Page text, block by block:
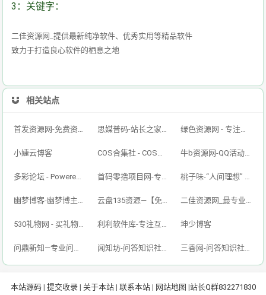
3：关键字：
二佳资源网_提供最新纯净软件、优秀实用等精品软件
致力于打造良心软件的栖息之地
相关站点
首发资源网-免费资源下载-最新php源码下载-热门资源下载 思媒普码-站长之家，思媒普码网，Windows系统，php源码，技术之家，电脑疑难解答，SEO优化 绿色资源网 - 专注于网络精品资源分享的绿色软件仓库基地
小婕云博客 COS合集社 - COS写真合集资源站 牛b资源网-QQ活动-资源分享-源码基地-项目分享-安卓绿色软件基地
多彩论坛 - Powered by Discuz! 首码零撸项目网-专注于分享资源-聚合资源分享-免费发文-资源首发网 桃子味-“人间理想” - 一个有意思的网站
幽梦博客-幽梦博主资源源码网幽梦语录文案网幽梦网络幽梦官网幽梦官网 云盘135资源—【免费下载】 - Powered by Discuz! 二佳资源网_最专业的资源收集分享平台,有图有质量的资源教程源码分享
530礼物网 - 买礼物送礼物推荐网站！ 利利软件库-专注互联网免费优质资源分享！ 坤少博客
问鼎新知—专业问答社区—海量专家解答平台 闻知坊-问答知识社区-海量问题解答平台 三香网-问答知识社区-海量问题解答平台
本站源码| 提交收录| 关于本站| 联系本站| 网站地图 |站长Q群832271830